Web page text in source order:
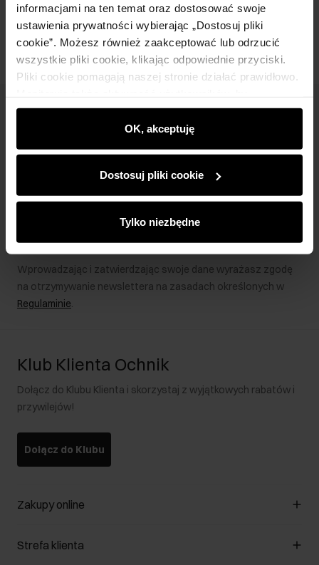
informacjami na ten temat oraz dostosować swoje
ustawienia prywatności wybierając „Dostosuj pliki
cookie”. Możesz również zaakceptować lub odrzucić
wszystkie pliki cookie, klikając odpowiednie przyciski.
Pliki cookie pomagają naszej stronie działać prawidłowo.
wyświetlać im dopasowane do ich preferencji treści,
rekomendacje oraz komunikaty reklamowe informujące o
najnowszych promocjach w e-sklepie. Informacje o tym,
partnerom społecznościowym, reklamowym i
analitycznym. Partnerzy mogą połączyć te informacje z
podczas korzystania z ich usług.
OK, akceptuję
Dostosuj pliki cookie
Tylko niezbędne
Opinie
Zapisz się
Wprowadzając i zatwierdzając swoje dane wyrażasz zgodę
na otrzymywanie newslettera na zasadach określonych w
Regulaminie.
Klub Klienta Ochnik
Dołącz do Klubu Klienta i skorzystaj z wyjątkowych rabatów i
przywilejów!
Dołącz do Klubu
Zakupy online
Zarządzaj cookies
Strefa klienta